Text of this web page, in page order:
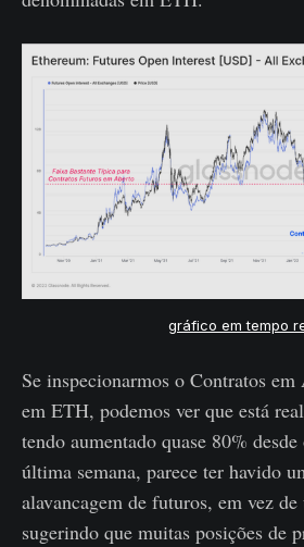
gráfico em tempo
Se inspecionarmos o Contratos
em ETH, podemos ver que está
tendo aumentado quase 80%
última semana, parece ter havido
alavancagem de futuros, em vez
sugerindo que muitas posições de